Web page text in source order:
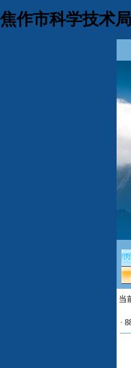
焦作市科学技术
当
·